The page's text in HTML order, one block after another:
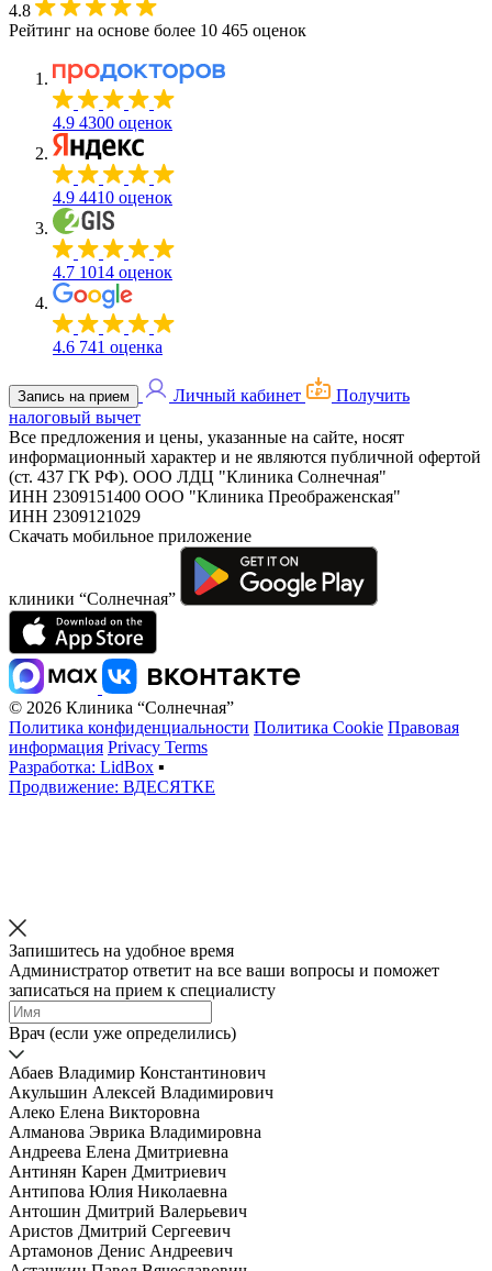
4.8
Рейтинг на основе более 10 465 оценок
4.9 4300 оценок
4.9 4410 оценок
4.7 1014 оценок
4.6 741 оценка
Запись на прием Личный кабинет
Получить
налоговый вычет
Все предложения и цены, указанные на сайте, носят
информационный характер и не являются публичной офертой
(ст. 437 ГК РФ). ООО ЛДЦ "Клиника Солнечная"
ИНН 2309151400 ООО "Клиника Преображенская"
ИНН 2309121029
Скачать мобильное приложение
клиники “Солнечная”
© 2026 Клиника “Солнечная”
Политика конфиденциальности Политика Cookie Правовая
информация Privacy Terms
Разработка: LidBox ▪
Продвижение: ВДЕСЯТКЕ
Запишитесь на удобное время
Администратор ответит на все ваши вопросы и поможет
записаться на прием к специалисту
Врач (если уже определились)
Абаев Владимир Константинович
Акульшин Алексей Владимирович
Алеко Елена Викторовна
Алманова Эврика Владимировна
Андреева Елена Дмитриевна
Антинян Карен Дмитриевич
Антипова Юлия Николаевна
Антошин Дмитрий Валерьевич
Аристов Дмитрий Сергеевич
Артамонов Денис Андреевич